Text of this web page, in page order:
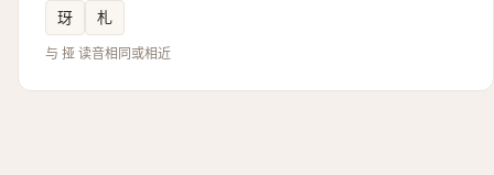
玡
札
与 挜 读音相同或相近